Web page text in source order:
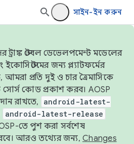
সাইন-ইন করুন
স্টেবল ডেভেলপমেন্ট মডেলের
জন্য প্ল্যাটফর্মের
আমরা প্রতি দুই ও চার ত্রৈমাসিকে
কোড প্রকাশ করব। AOSP
রাখতে,
android-latest-
android-latest-release
AOSP-তে পুশ করা সর্বশেষ
আরও তথ্যের জন্য, Changes